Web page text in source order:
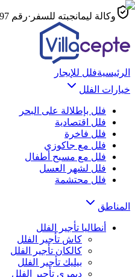
وكالة ليمانجبته للسفر ·رقم TÜRSAB
الرئيسيةفلل للإيجار
خيارات الفلل
فلل بإطلالة على البحر
فلل اقتصادية
فلل فاخرة
فلل مع جاكوزي
فلل مع مسبح أطفال
فلل لشهر العسل
فلل محتشمة
المناطق
أنطاليا تأجير الفلل
كاش تأجير الفلل
كالكان تأجير الفلل
بيليك تأجير الفلل
ديمري تأجير الفلل